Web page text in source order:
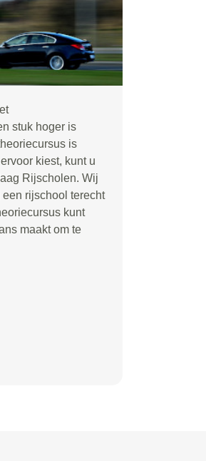
stuk hoger is
is
kiest, kunt u
Rijscholen. Wij
rijschool terecht
kunt
maakt om te